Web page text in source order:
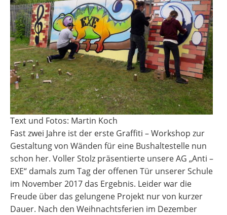
Text und Fotos: Martin Koch
Fast zwei Jahre ist der erste Graffiti – Workshop zur
Gestaltung von Wänden für eine Bushaltestelle nun
schon her. Voller Stolz präsentierte unsere AG „Anti –
EXE“ damals zum Tag der offenen Tür unserer Schule
im November 2017 das Ergebnis. Leider war die
Freude über das gelungene Projekt nur von kurzer
Dauer. Nach den Weihnachtsferien im Dezember